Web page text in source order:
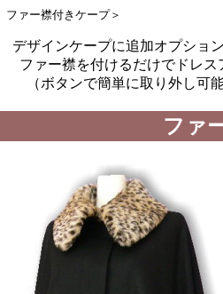
ファー襟付きケープ＞
デザインケープに追加オプショ
ファー襟を付けるだけでドレ
（ボタンで簡単に取り外し可
ファ